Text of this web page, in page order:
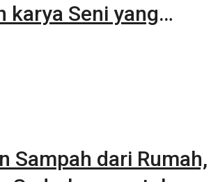
karya Seni yang
Sampah dari Rumah,